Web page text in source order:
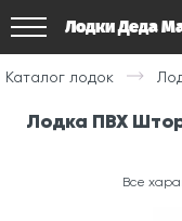
Лодки Деда
Каталог лодок
Лодка ПВХ
Все